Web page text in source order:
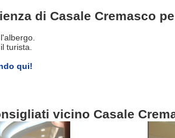
di Casale Cremasco
turista.
qui!
vicino Casale